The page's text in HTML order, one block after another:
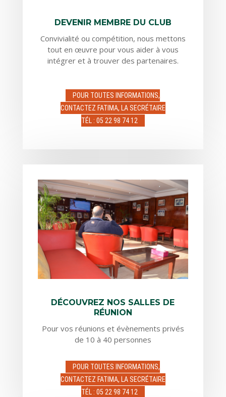
DEVENIR MEMBRE DU CLUB
Convivialité ou compétition, nous mettons
tout en œuvre pour vous aider à vous
intégrer et à trouver des partenaires.
POUR TOUTES INFORMATIONS,
CONTACTEZ FATIMA, LA SECRÉTAIRE
TÉL : 05 22 98 74 12
DÉCOUVREZ NOS SALLES DE
RÉUNION
Pour vos réunions et évènements privés
de 10 à 40 personnes
POUR TOUTES INFORMATIONS,
CONTACTEZ FATIMA, LA SECRÉTAIRE
TÉL : 05 22 98 74 12